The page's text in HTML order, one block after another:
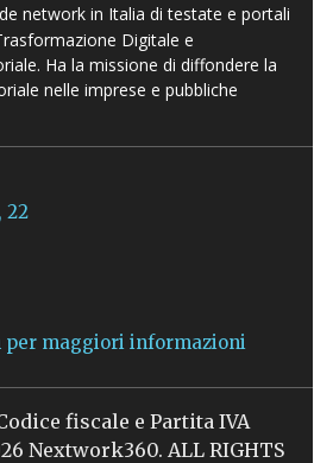
network in Italia di testate e portali
Digitale e
Ha la missione di diffondere la
nelle imprese e pubbliche
22
per maggiori informazioni
fiscale e Partita IVA
Nextwork360. ALL RIGHTS